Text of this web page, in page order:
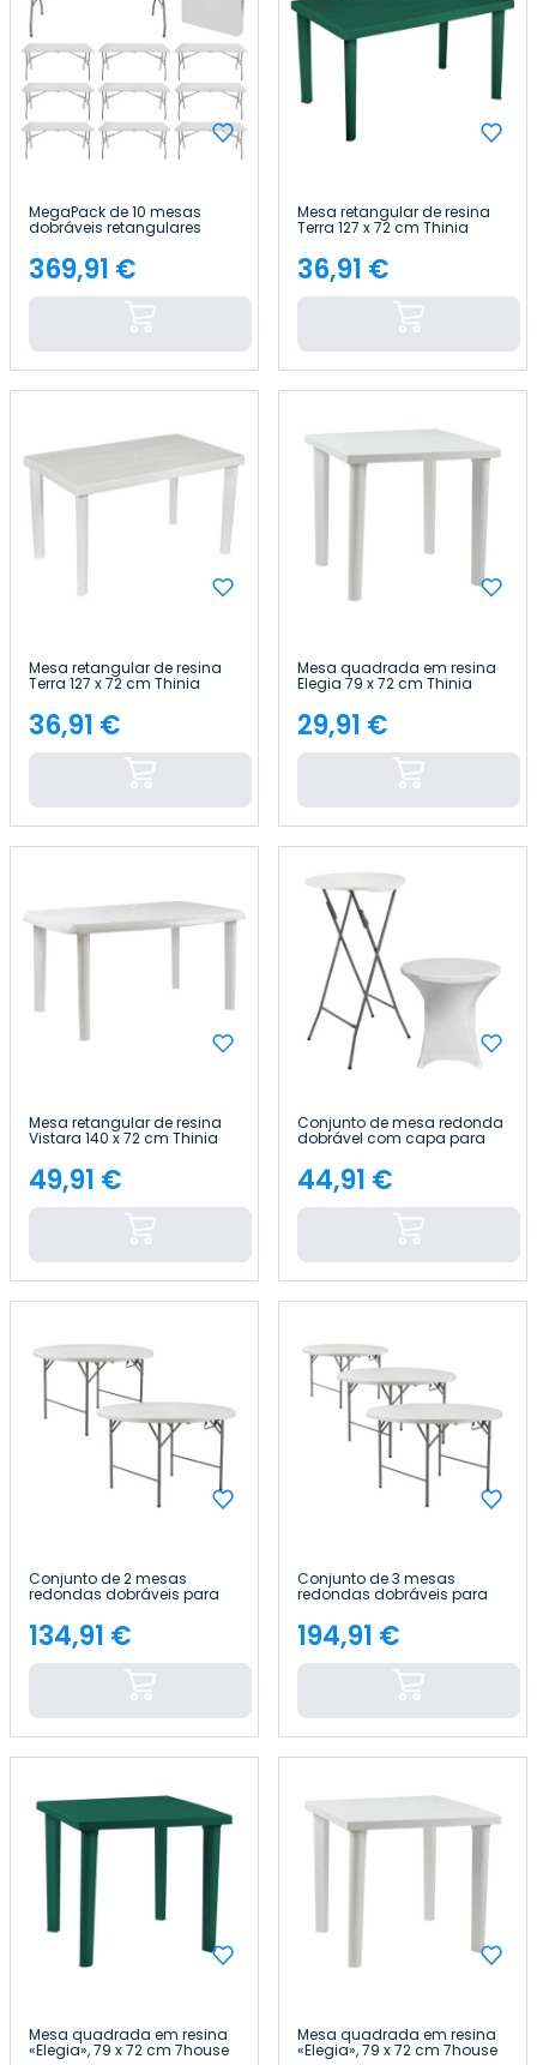
MegaPack de 10 mesas
dobráveis retangulares
para catering, brancas, 150
x 74 cm Thinia Home
Preço
369,91 €
Mesa retangular de resina
Terra 127 x 72 cm Thinia
Preço
36,91 €
Mesa retangular de resina
Terra 127 x 72 cm Thinia
Preço
36,91 €
Mesa quadrada em resina
Elegia 79 x 72 cm Thinia
Home
Preço
29,91 €
Mesa retangular de resina
Vistara 140 x 72 cm Thinia
Preço
49,91 €
Conjunto de mesa redonda
dobrável com capa para
Preço
44,91 €
Conjunto de 2 mesas
redondas dobráveis para
catering com efeito de
granito, 120 x 74 cm Thinia
Home
Preço
134,91 €
Conjunto de 3 mesas
redondas dobráveis para
catering com efeito de
granito, 120 x 74 cm Thinia
Home
Preço
194,91 €
Mesa quadrada em resina
«Elegia», 79 x 72 cm 7house
Mesa quadrada em resina
«Elegia», 79 x 72 cm 7house